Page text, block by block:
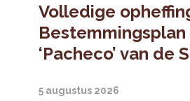
Volledige
Bestemmingsplan
‘Pacheco’ van de
5 augustus 2026